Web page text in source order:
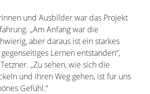
und Ausbilder war das Projekt
„Am Anfang war die
aber daraus ist ein starkes
Lernen entstanden“,
„Zu sehen, wie sich die
und ihren Weg gehen, ist für uns
Gefühl.“